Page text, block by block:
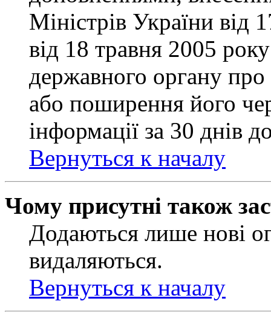
Міністрів України від
від 18 травня 2005
державного органу
або поширення його
інформації за 30 днів
Вернуться к началу
Чому присутні також
Додаються лише нові
видаляються.
Вернуться к началу